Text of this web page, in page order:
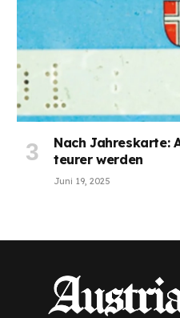
Nach Jahreskarte:
teurer werden
Juni 19, 2025